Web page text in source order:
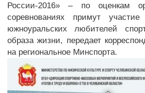
России-2016» – по оценкам
соревнованиях примут
южноуральских любителей
образа жизни, передает
на региональное Минспорта.